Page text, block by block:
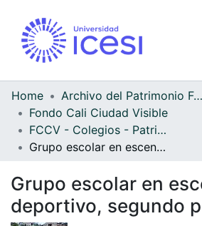
Home
Archivo del Patrimonio Fotográfico y Fílmico del Valle del Cauca
Fondo Cali Ciudad Visible
FCCV - Colegios - Patrimonial
Grupo escolar en escenario deportivo, segundo plano
Grupo escolar en
deportivo, segundo